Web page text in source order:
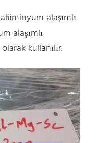
alaşımlı
alaşımlı
kullanılır.